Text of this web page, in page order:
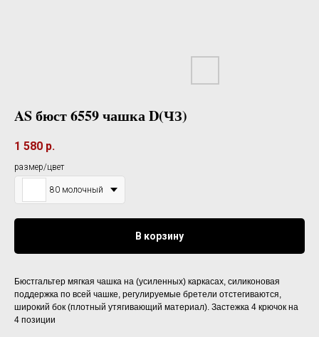
AS бюст 6559 чашка D(ЧЗ)
1 580 р.
размер/цвет
80 молочный
В корзину
Бюстгальтер мягкая чашка на (усиленных) каркасах, силиконовая
поддержка по всей чашке, регулируемые бретели отстегиваются,
широкий бок (плотный утягивающий материал). Застежка 4 крючок на
4 позиции